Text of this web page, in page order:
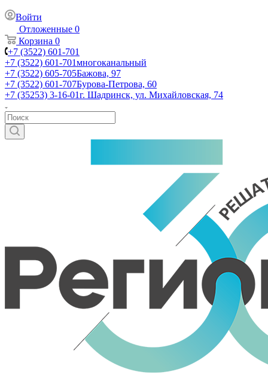
Войти
Отложенные 0
Корзина 0
+7 (3522) 601-701
+7 (3522) 601-701многоканальный
+7 (3522) 605-705Бажова, 97
+7 (3522) 601-707Бурова-Петрова, 60
+7 (35253) 3-16-01г. Шадринск, ул. Михайловская, 74